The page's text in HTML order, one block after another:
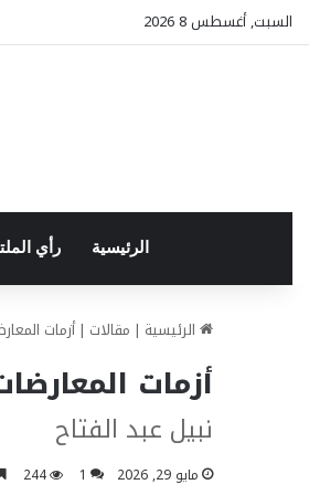
السبت, أغسطس 8 2026
الرئيسية رأي
الرئيسية | مقالات | أزمات
أزمات
نبيل عبد الفتاح
مايو 29, 2026 1
244